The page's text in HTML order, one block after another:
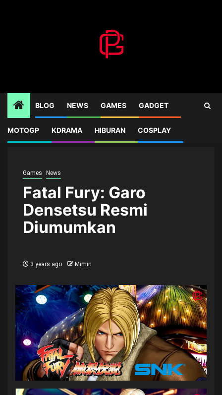
BLOG NEWS GAMES GADGET
MOTOGP KDRAMA HIBURAN COSPLAY
Home Games Fatal Fury: Garo Densetsu Resmi Diumumkan
Games News
Fatal Fury: Garo
Densetsu Resmi
Diumumkan
3 years ago Mimin